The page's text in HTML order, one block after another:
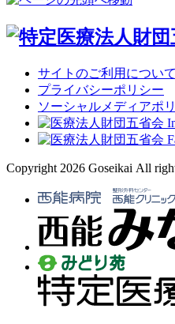
サイトのご利用について
プライバシーポリシー
ソーシャルメディアポ
Copyright 2026 Goseikai All